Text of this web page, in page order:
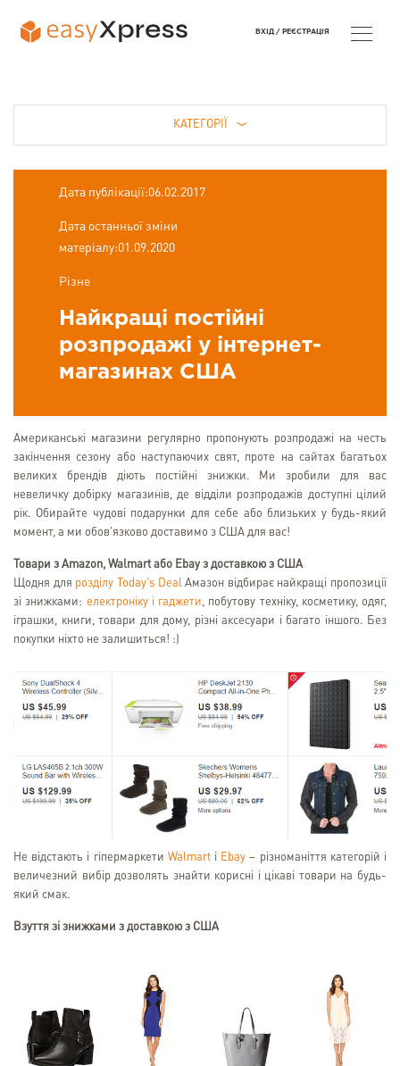
КАТЕГОРІЇ
Дата публікації:06.02.2017
Дата останньої зміни
матеріалу:01.09.2020
Різне
Найкращі постійні
розпродажі у інтернет-
магазинах США
Американські магазини регулярно пропонують розпродажі на честь
закінчення сезону або наступаючих свят, проте на сайтах багатьох
великих брендів діють постійні знижки. Ми зробили для вас
невеличку добірку магазинів, де відділи розпродажів доступні цілий
рік. Обирайте чудові подарунки для себе або близьких у будь-який
момент, а ми обов'язково доставимо з США для вас!
Товари з Amazon, Walmart або Ebay з доставкою з США
Щодня для розділу Today's DealАмазон відбирає найкращі пропозиції
зі знижками: електроніку і гаджети, побутову техніку, косметику, одяг,
іграшки, книги, товари для дому, різні аксесуари і багато іншого. Без
покупки ніхто не залишиться! :)
Не відстають і гіпермаркети Walmartі Ebay – різноманіття категорій і
величезний вибір дозволять знайти корисні і цікаві товари на будь-
який смак.
Взуття зі знижками з доставкою з США
ВХІД / РЕЄСТРАЦІЯ